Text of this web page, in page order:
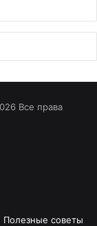
Все права
Полезные советы